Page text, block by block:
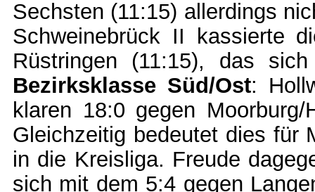
Sechsten (11:15) allerdings
Schweinebrück II kassierte
Rüstringen (11:15), das
Bezirksklasse Süd/Ost:
klaren 18:0 gegen
Gleichzeitig bedeutet dies für
in die Kreisliga. Freude
sich mit dem 5:4 gegen